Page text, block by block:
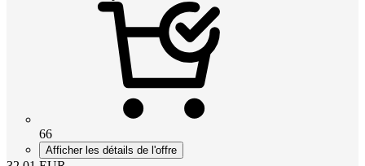
66
Afficher les détails de l'offre